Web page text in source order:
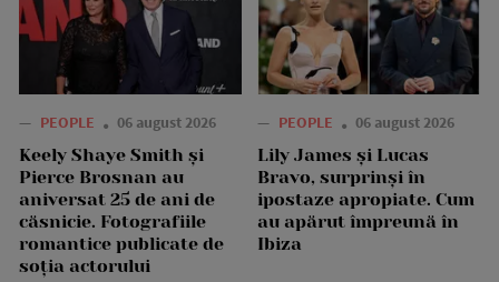
— PEOPLE 06 august 2026
Keely Shaye Smith și
Pierce Brosnan au
aniversat 25 de ani de
căsnicie. Fotografiile
romantice publicate de
soția actorului
— PEOPLE 06 august 2026
Lily James și Lucas
Bravo, surprinși în
ipostaze apropiate. Cum
au apărut împreună în
Ibiza